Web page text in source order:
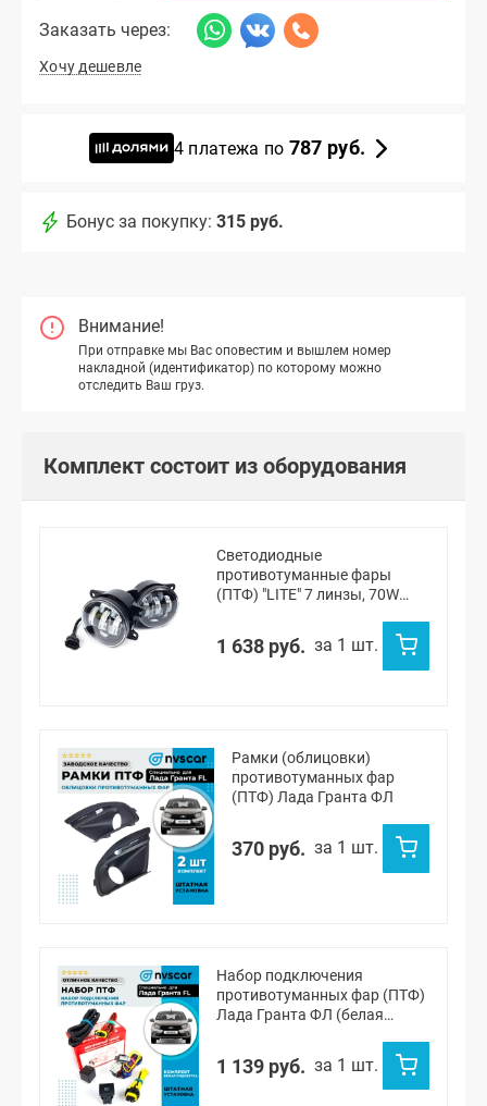
Заказать через:
Хочу дешевле
4 платежа по 787 руб.
Бонус за покупку: 315 руб.
Внимание!
При отправке мы Вас оповестим и вышлем номер
накладной (идентификатор) по которому можно
отследить Ваш груз.
Комплект состоит из оборудования
Светодиодные
противотуманные фары
(ПТФ) "LITE" 7 линзы, 70W
(белый)
1 638 руб. за 1 шт.
Рамки (облицовки)
противотуманных фар
(ПТФ) Лада Гранта ФЛ
370 руб. за 1 шт.
Набор подключения
противотуманных фар (ПТФ)
Лада Гранта ФЛ (белая
1 139 руб. за 1 шт.